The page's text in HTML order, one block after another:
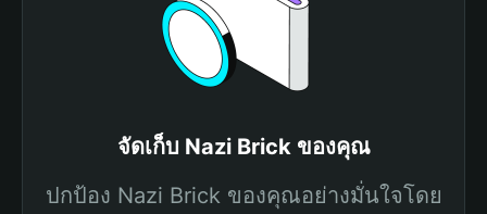
จัดเก็บ Nazi Brick ของคุณ
ปกป้อง Nazi Brick ของคุณอย่างมั่นใจโดย